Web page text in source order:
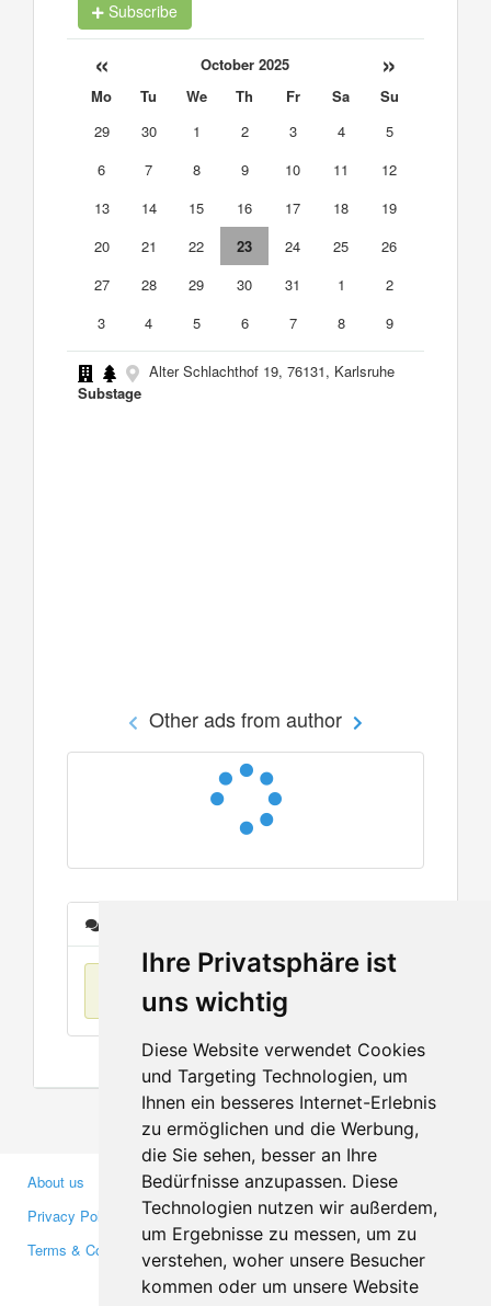
Ihre Privatsphäre ist
uns wichtig
Diese Website verwendet Cookies
und Targeting Technologien, um
Ihnen ein besseres Internet-Erlebnis
zu ermöglichen und die Werbung,
die Sie sehen, besser an Ihre
Bedürfnisse anzupassen. Diese
Technologien nutzen wir außerdem,
um Ergebnisse zu messen, um zu
verstehen, woher unsere Besucher
kommen oder um unsere Website
Subscribe
« October 2025 »
Mo Tu We Th Fr Sa
Su
29
30 1 2 3 4
5
6
7 8 9 10 11
12
13
14 15 16 17 18
19
20
21 22 23 24 25
26
27
28 29 30 31 1
2
3
4 5 6 7 8 9
Alter Schlachthof 19, 76131, Karlsruhe
Substage
Other ads from author
No items found
About us
Privacy Policy
Terms & Conditions
Business Partners
Investors
Media